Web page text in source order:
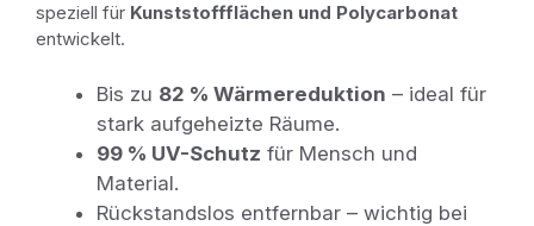
speziell für Kunststoffflächen und Polycarbonat
entwickelt.
Bis zu 82 % Wärmereduktion – ideal für
stark aufgeheizte Räume.
99 % UV-Schutz für Mensch und
Material.
Rückstandslos entfernbar – wichtig bei